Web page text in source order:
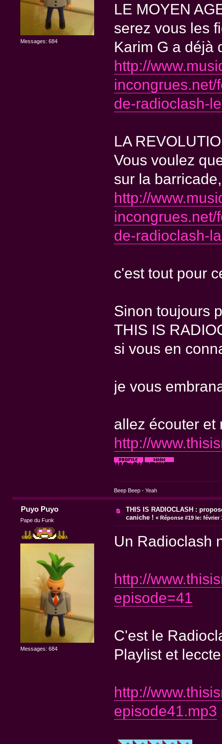
Messages: 684
LE MOYEN
serez vous les
Karim G a déjà
http://
de-radioclash-
LA
Vous voulez
sur la
http://
de-radioclash-
c'est tout pour
Sinon toujours
THIS IS
si vous en
je vous
allez écouter et
http://
Beep Beep - Yeah
Puyo Puyo
Pape du Funk
Messages: 684
THIS IS RADIOCLASH :
caniche ! «Réponse #19 le: février
Un Radioclash
http://
episode=41
C'est le
Playlist et
http://
episode41.mp3